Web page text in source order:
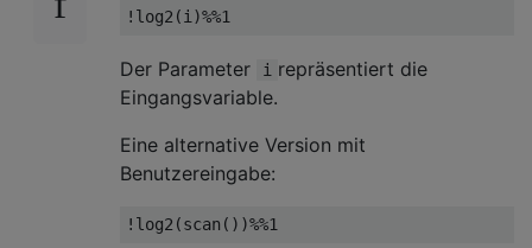
Der Parameter i repräsentiert die
Eingangsvariable.
Eine alternative Version mit
Benutzereingabe: